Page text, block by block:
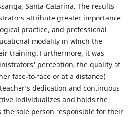
Santa Catarina. The results
attribute greater importance
practice, and professional
modality in which the
training. Furthermore, it was
perception, the quality of
face-to-face or at a distance)
dedication and continuous
individualizes and holds the
the sole person responsible for their